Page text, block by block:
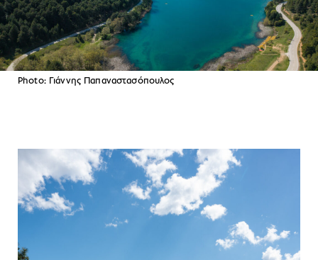
Photo: Γιάννης Παπαναστασόπουλος